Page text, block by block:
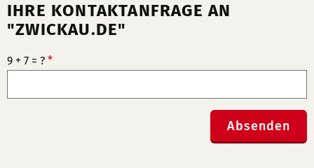
IHRE KONTAKTANFRAGE AN
"ZWICKAU.DE"
9 + 7 = ? *
Absenden